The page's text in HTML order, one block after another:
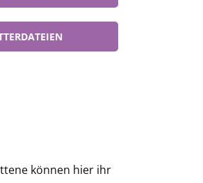
können hier ihr